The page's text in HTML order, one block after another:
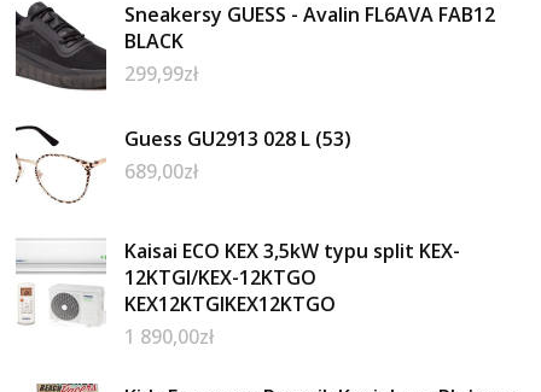
Sneakersy GUESS - Avalin FL6AVA FAB12
BLACK
299,99zł
Guess GU2913 028 L (53)
689,00zł
Kaisai ECO KEX 3,5kW typu split KEX-
12KTGI/KEX-12KTGO
KEX12KTGIKEX12KTGO
1 890,00zł